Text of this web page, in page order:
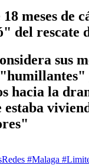
meses de
del rescate
sus
hacia la
estaba
#Malaga